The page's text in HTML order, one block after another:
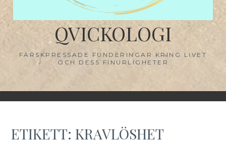
QVICKOLOGI
FÄRSKPRESSADE FUNDERINGAR KRING LIVET
OCH DESS FINURLIGHETER
ETIKETT:KRAVLÖSHET